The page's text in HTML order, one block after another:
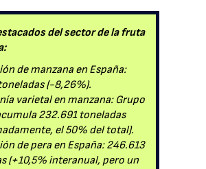
del sector de la fruta
de manzana en España:
(-8,26%).
varietal en manzana: Grupo
232.691 toneladas
el 50% del total).
de pera en España: 246.613
(+10,5% interanual, pero un